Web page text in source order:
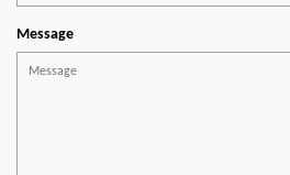
Message